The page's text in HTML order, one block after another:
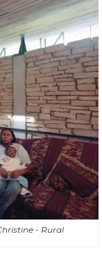
- Rural